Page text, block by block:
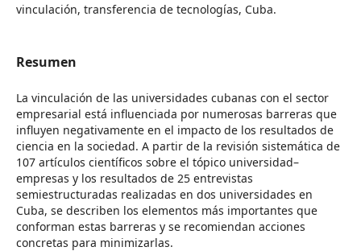
vinculación, transferencia de tecnologías, Cuba.
Resumen
La vinculación de las universidades cubanas con el sector
empresarial está influenciada por numerosas barreras que
influyen negativamente en el impacto de los resultados de
ciencia en la sociedad. A partir de la revisión sistemática de
107 artículos científicos sobre el tópico universidad–
empresas y los resultados de 25 entrevistas
semiestructuradas realizadas en dos universidades en
Cuba, se describen los elementos más importantes que
conforman estas barreras y se recomiendan acciones
concretas para minimizarlas.